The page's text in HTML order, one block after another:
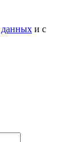
данных и с